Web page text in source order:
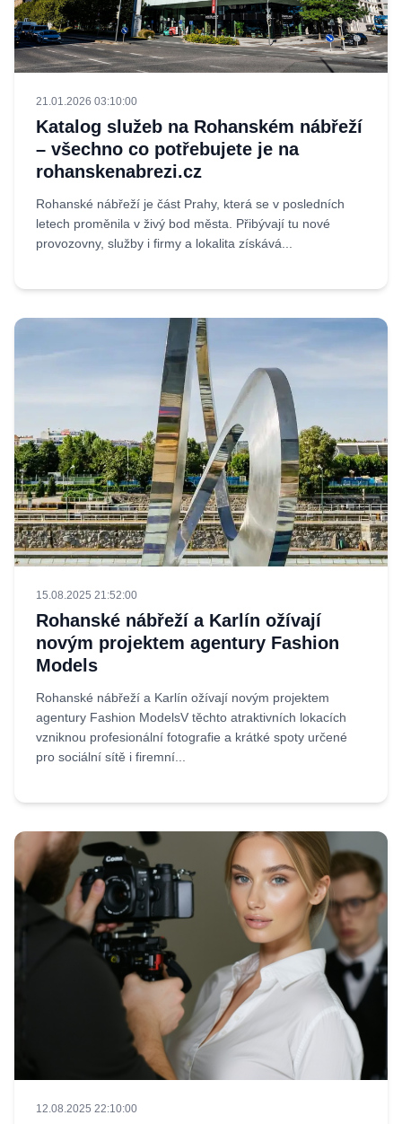
21.01.2026 03:10:00
Katalog služeb na Rohanském nábřeží
– všechno co potřebujete je na
rohanskenabrezi.cz
Rohanské nábřeží je část Prahy, která se v posledních
letech proměnila v živý bod města. Přibývají tu nové
provozovny, služby i firmy a lokalita získává...
15.08.2025 21:52:00
Rohanské nábřeží a Karlín ožívají
novým projektem agentury Fashion
Models
Rohanské nábřeží a Karlín ožívají novým projektem
agentury Fashion ModelsV těchto atraktivních lokacích
vzniknou profesionální fotografie a krátké spoty určené
pro sociální sítě i firemní...
12.08.2025 22:10:00